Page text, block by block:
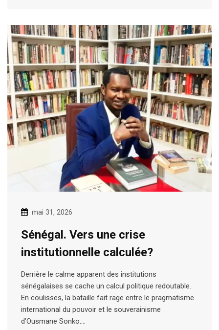
mai 31, 2026
Sénégal. Vers une crise
institutionnelle calculée?
Derrière le calme apparent des institutions
sénégalaises se cache un calcul politique redoutable.
En coulisses, la bataille fait rage entre le pragmatisme
international du pouvoir et le souverainisme
d’Ousmane Sonko.…